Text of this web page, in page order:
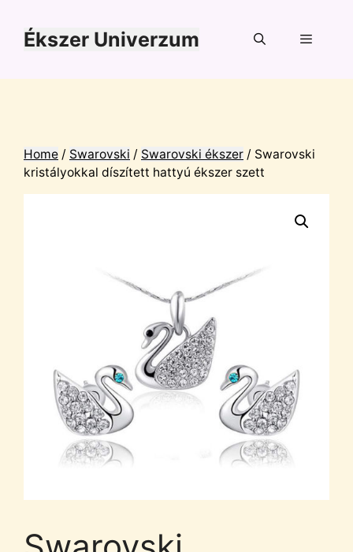
tartalomba
Ékszer Univerzum
Home / Swarovski / Swarovski ékszer / Swarovski
kristályokkal díszített hattyú ékszer szett